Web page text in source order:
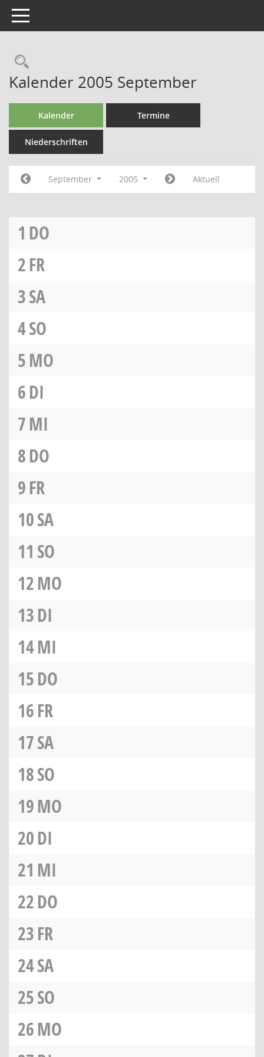
Toggle navigation
Kalender 2005 September
Kalender Termine
Niederschriften
September 2005 Aktuell
1 DO
2FR
3SA
4SO
5MO
6DI
7MI
8DO
9FR
10SA
11 SO
12MO
13DI
14MI
15DO
16FR
17SA
18SO
19MO
20DI
21 MI
22DO
23FR
24SA
25SO
26MO